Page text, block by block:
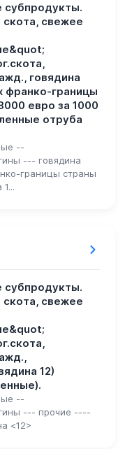
скота, свежее
говядина
франко-границы
евро за 1000
отруба
--
--- говядина
границы страны
скота, свежее
12)
--
--- прочие ----
<12>